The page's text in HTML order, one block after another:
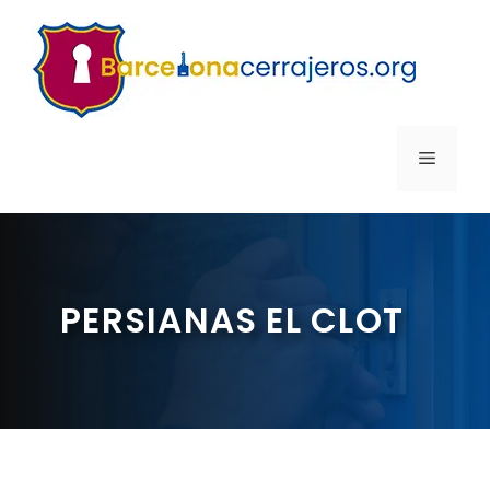
contenido
MENÚ
PERSIANAS EL CLOT